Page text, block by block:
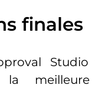
finales
meilleure